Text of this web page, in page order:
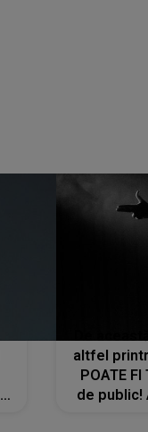
altfel
POATE FI
de public!